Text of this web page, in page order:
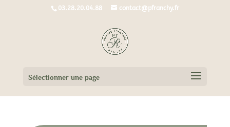
03.28.20.04.88 contact@pfranchy.fr
Sélectionner une page